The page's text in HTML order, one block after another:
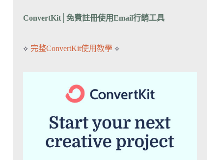
ConvertKit│免費註冊使用Email行銷工具
⟡ 完整ConvertKit使用教學⟡